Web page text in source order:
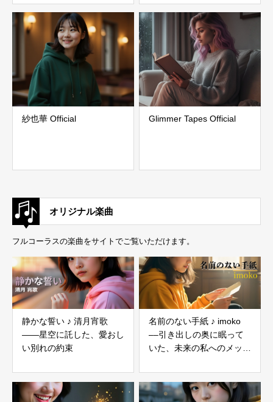
紗也華 Official Glimmer Tapes Official
オリジナル楽曲
フルコーラスの楽曲をサイトでご覧いただけます。
静かな誓い ♪ 清月宵歌
――星空に託した、愛おし
い別れの約束
名前のない手紙 ♪ imoko
––引き出しの奥に眠って
いた、未来の私へのメッセ